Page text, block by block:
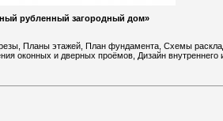
рубленный загородный дом»
Планы этажей, План фундамента, Схемы
оконных и дверных проёмов, Дизайн внутреннего